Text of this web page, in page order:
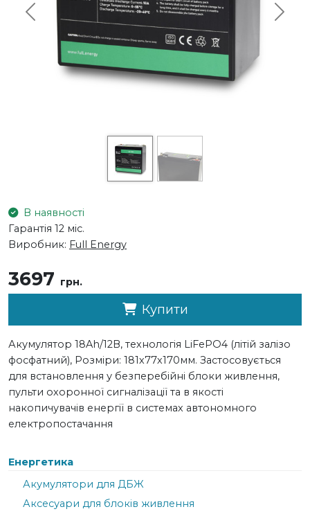
Previous Next
В наявності
Гарантія 12 міс.
Виробник: Full Energy
3697 грн.
Купити
Акумулятор 18Ah/12В, технологія LiFePO4 (літій залізо
фосфатний), Розміри: 181х77х170мм. Застосовується
для встановлення у безперебійні блоки живлення,
пульти охоронної сигналізації та в якості
накопичувачів енергії в системах автономного
електропостачання
Енергетика
Акумулятори для ДБЖ
Аксесуари для блоків живлення